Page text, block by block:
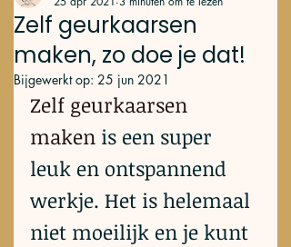
Zelf geurkaarsen
maken, zo doe je dat!
Bijgewerkt op: 25 jun 2021
Zelf geurkaarsen
maken is een super
leuk en ontspannend
werkje. Het is helemaal
niet moeilijk en je kunt